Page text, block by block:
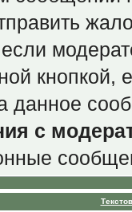
данное
с